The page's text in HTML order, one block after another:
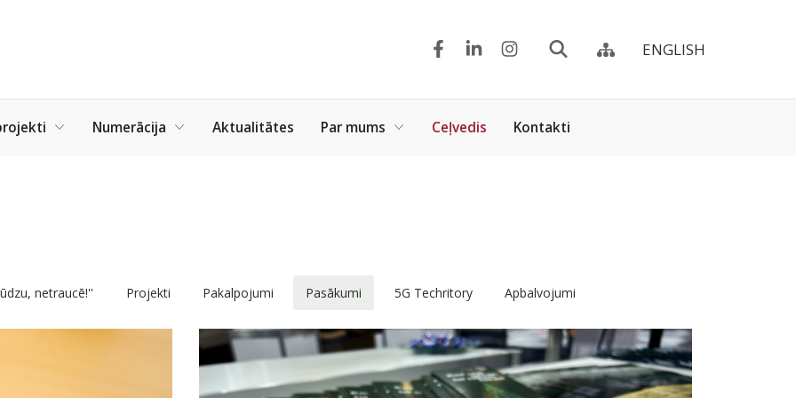
ENGLISH
Numerācija Aktualitātes Par mums Ceļvedis Kontakti
netraucē!'' Projekti Pakalpojumi Pasākumi 5G Techritory Apbalvojumi